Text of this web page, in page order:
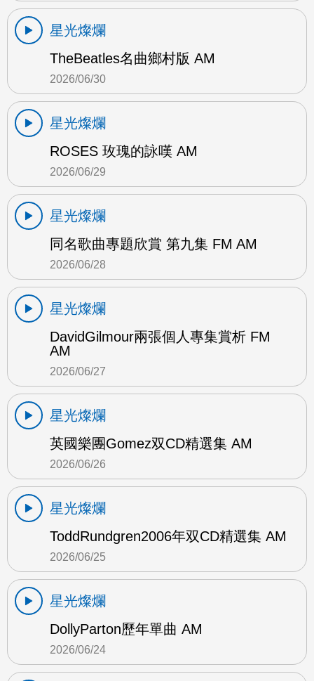
星光燦爛
TheBeatles名曲鄉村版 AM
2026/06/30
星光燦爛
ROSES 玫瑰的詠嘆 AM
2026/06/29
星光燦爛
同名歌曲專題欣賞 第九集 FM AM
2026/06/28
星光燦爛
DavidGilmour兩張個人專集賞析 FM
AM
2026/06/27
星光燦爛
英國樂團Gomez双CD精選集 AM
2026/06/26
星光燦爛
ToddRundgren2006年双CD精選集 AM
2026/06/25
星光燦爛
DollyParton歷年單曲 AM
2026/06/24